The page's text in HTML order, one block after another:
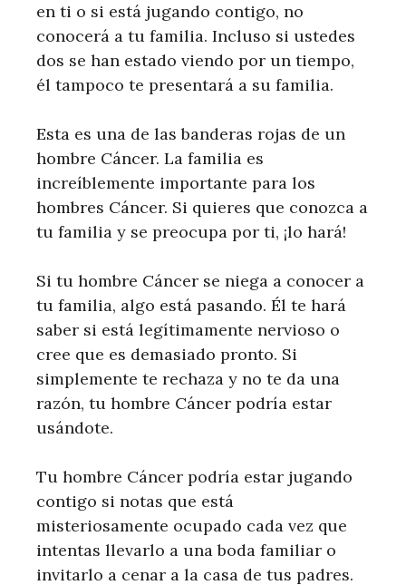
en ti o si está jugando contigo, no
conocerá a tu familia. Incluso si ustedes
dos se han estado viendo por un tiempo,
él tampoco te presentará a su familia.
Esta es una de las banderas rojas de un
hombre Cáncer. La familia es
increíblemente importante para los
hombres Cáncer. Si quieres que conozca a
tu familia y se preocupa por ti, ¡lo hará!
Si tu hombre Cáncer se niega a conocer a
tu familia, algo está pasando. Él te hará
saber si está legítimamente nervioso o
cree que es demasiado pronto. Si
simplemente te rechaza y no te da una
razón, tu hombre Cáncer podría estar
usándote.
Tu hombre Cáncer podría estar jugando
contigo si notas que está
misteriosamente ocupado cada vez que
intentas llevarlo a una boda familiar o
invitarlo a cenar a la casa de tus padres.